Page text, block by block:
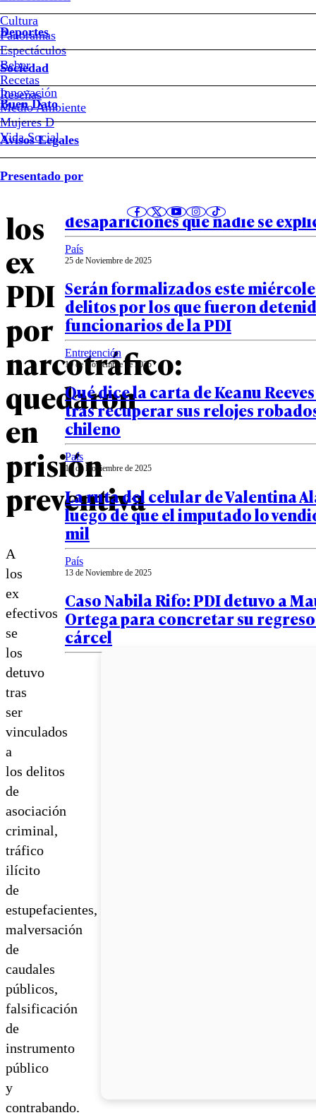
Cultura
Panoramas
Espectáculos
Beber
Recetas
Reseñas
Deportes
Sociedad
Innovación
Medio Ambiente
Mujeres D
Vida Social
Buen Dato
Avisos Legales
Presentado por
Los
detalles
de
la
formalizacion
de
los
ex
PDI
por
narcotráfico:
quedaron
en
prisión
preventiva
A
los
ex
efectivos
se
los
detuvo
tras
ser
vinculados
a
los delitos
de
asociación
criminal,
tráfico
ilícito
de
estupefacientes,
malversación
de
caudales
públicos,
falsificación
de
instrumento
público
y
contrabando.
Notas relacionadas
26 de Noviembre de 2025
Misterio en Casablanca: las
desapariciones que nadie se
País
25 de Noviembre de 2025
Serán formalizados este
delitos por los que fueron
funcionarios de la PDI
Entretención
19 de Noviembre de 2025
Qué dice la carta de Keanu
tras recuperar sus relojes
chileno
País
13 de Noviembre de 2025
La ruta del celular de Valentina
luego de que el imputado lo
mil
País
13 de Noviembre de 2025
Caso Nabila Rifo: PDI detuvo a
Ortega para concretar su
cárcel